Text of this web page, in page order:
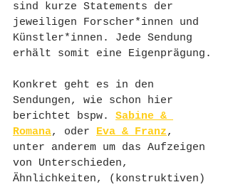
sind kurze Statements der
jeweiligen Forscher*innen und
Künstler*innen. Jede Sendung
erhält somit eine Eigenprägung.
Konkret geht es in den
Sendungen, wie schon hier
berichtet bspw. Sabine &
Romana, oder Eva & Franz,
unter anderem um das Aufzeigen
von Unterschieden,
Ähnlichkeiten, (konstruktiven)